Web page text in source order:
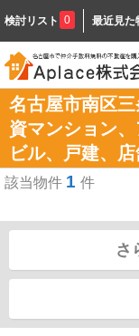
検討リスト 0 最近見た
名古屋市南区
資マンション
ビル、戸建、
該当物件 1 件
さ